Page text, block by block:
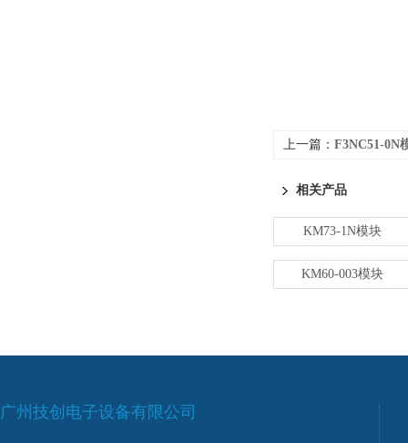
上一篇： F3NC51-0N
相关产品
KM73-1N模块
KM60-003模块
广州技创电子设备有限公司